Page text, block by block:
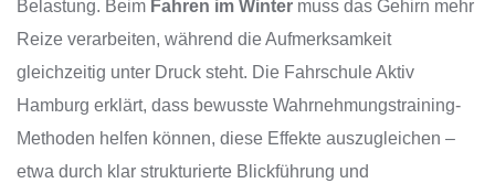
Belastung. Beim Fahren im Winter muss das Gehirn mehr
Reize verarbeiten, während die Aufmerksamkeit
gleichzeitig unter Druck steht. Die Fahrschule Aktiv
Hamburg erklärt, dass bewusste Wahrnehmungstraining-
Methoden helfen können, diese Effekte auszugleichen –
etwa durch klar strukturierte Blickführung und